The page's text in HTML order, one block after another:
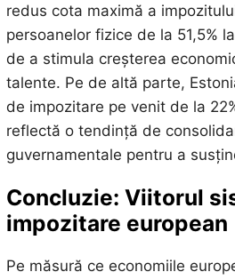
redus cota maximă a
persoanelor fizice de la 51,5%
de a stimula creșterea
talente. Pe de altă parte,
de impozitare pe venit de la
reflectă o tendință de
guvernamentale pentru a
Concluzie: Viitorul
impozitare european
Pe măsură ce economiile